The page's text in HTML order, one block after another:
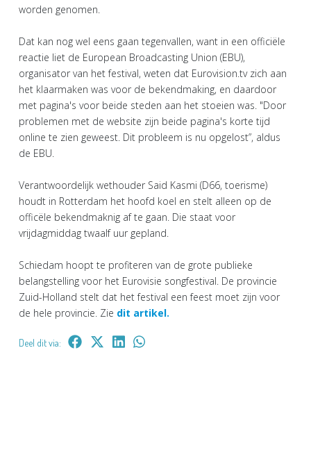
worden genomen.
Dat kan nog wel eens gaan tegenvallen, want in een officiële
reactie liet de European Broadcasting Union (EBU),
organisator van het festival, weten dat Eurovision.tv zich aan
het klaarmaken was voor de bekendmaking, en daardoor
met pagina's voor beide steden aan het stoeien was. "Door
problemen met de website zijn beide pagina's korte tijd
online te zien geweest. Dit probleem is nu opgelost”, aldus
de EBU.
Verantwoordelijk wethouder Said Kasmi (D66, toerisme)
houdt in Rotterdam het hoofd koel en stelt alleen op de
officële bekendmaknig af te gaan. Die staat voor
vrijdagmiddag twaalf uur gepland.
Schiedam hoopt te profiteren van de grote publieke
belangstelling voor het Eurovisie songfestival. De provincie
Zuid-Holland stelt dat het festival een feest moet zijn voor
de hele provincie. Zie dit artikel.
Deel dit via: